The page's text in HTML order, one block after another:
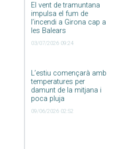
El vent de tramuntana
impulsa el fum de
l’incendi a Girona cap a
les Balears
03/07/2026 09:24
L’estiu començarà amb
temperatures per
damunt de la mitjana i
poca pluja
09/06/2026 02:52